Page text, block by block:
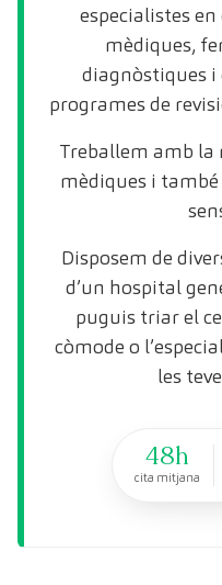
especialistes
mèdiques,
diagnòstiques i
programes de
Treballem amb la
mèdiques i
Disposem de
d’un hospital
puguis triar el
còmode o
les
48h
cita mitjana